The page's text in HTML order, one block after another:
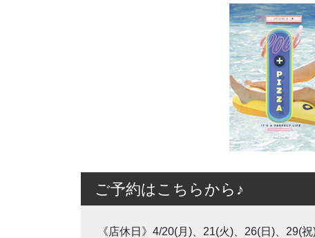
ご予約はこちらから♪
《店休日》4/20(月)、21(火)、26(日)、29(